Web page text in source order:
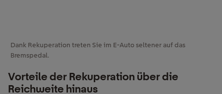
Dank Rekuperation treten Sie im E-Auto seltener auf das
Bremspedal.
Vorteile der Rekuperation über die
Reichweite hinaus